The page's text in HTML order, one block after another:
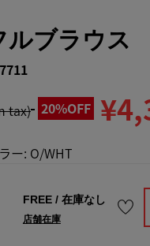
ルブラウス
tax) 20%OFF
ー: O/WHT
FREE/ 在庫なし
店舗在庫